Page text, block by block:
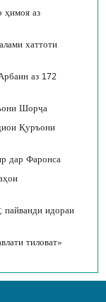
ҳимоя аз
хаттоти
аз 172
Шорҷа
Қуръони
дар Фаронса
пайванди идораи
тиловат»